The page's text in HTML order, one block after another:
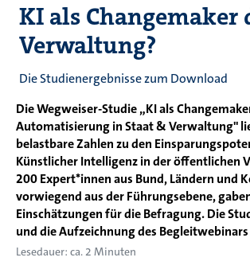
KI als Changemaker
Verwaltung?
Die Studienergebnisse zum Download
Die Wegweiser-Studie „KI als
Automatisierung in Staat & Verwaltung"
belastbare Zahlen zu den
Künstlicher Intelligenz in der öffentlichen
200 Expert*innen aus Bund, Ländern und
vorwiegend aus der Führungsebene,
Einschätzungen für die Befragung. Die
und die Aufzeichnung des
Lesedauer: ca. 2 Minuten